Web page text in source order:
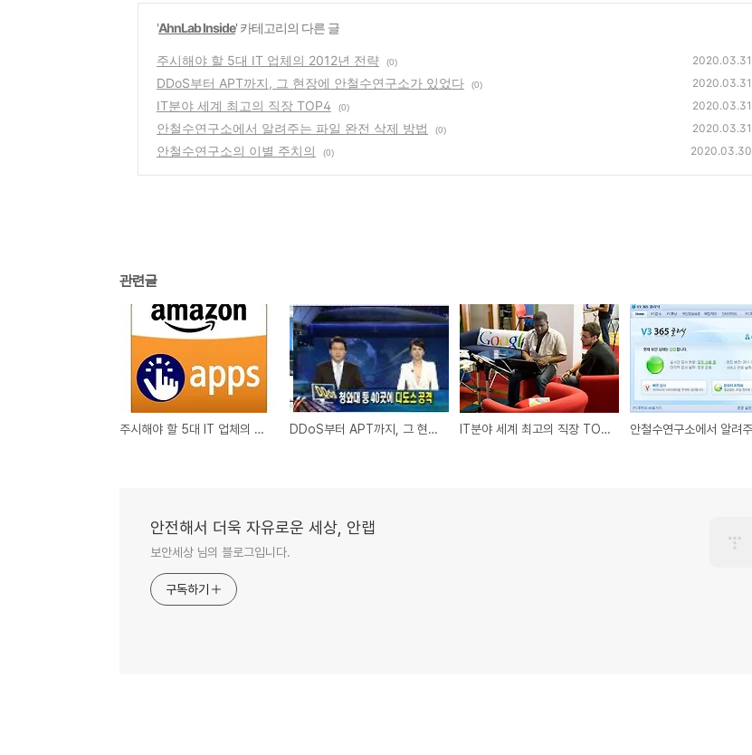
'AhnLab Inside' 카테고리의 다른 글
주시해야 할 5대 IT 업체의 2012년 전략 (0) 2020.03.31
DDoS부터 APT까지, 그 현장에 안철수연구소가 있었다 (0) 2020.03.31
IT분야 세계 최고의 직장 TOP4 (0) 2020.03.31
안철수연구소에서 알려주는 파일 완전 삭제 방법 (0) 2020.03.31
안철수연구소의 이별 주치의 (0) 2020.03.30
관련글
주시해야 할 5대 IT 업체의 2012년 전략 DDoS부터 APT까지, 그 현장에 안철수연구소가 있었다 IT분야 세계 최고의 직장 TOP4
안전해서 더욱 자유로운 세상, 안랩
보안세상 님의 블로그입니다.
구독하기